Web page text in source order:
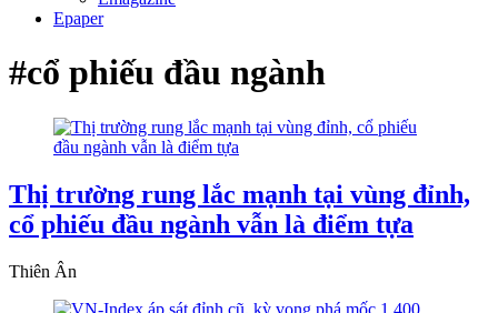
Epaper
#cổ phiếu đầu ngành
Thị trường rung lắc mạnh tại vùng đỉnh,
cổ phiếu đầu ngành vẫn là điểm tựa
Thiên Ân